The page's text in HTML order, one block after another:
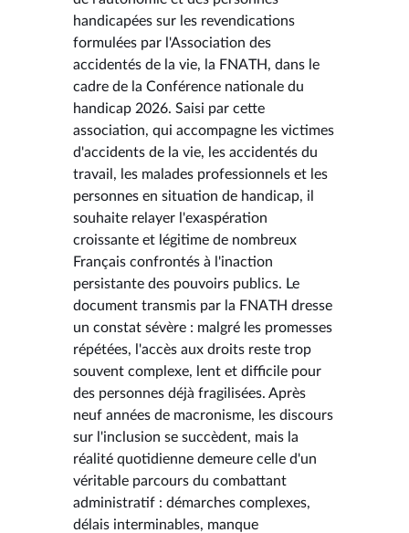
handicapées sur les revendications
formulées par l'Association des
accidentés de la vie, la FNATH, dans le
cadre de la Conférence nationale du
handicap 2026. Saisi par cette
association, qui accompagne les victimes
d'accidents de la vie, les accidentés du
travail, les malades professionnels et les
personnes en situation de handicap, il
souhaite relayer l'exaspération
croissante et légitime de nombreux
Français confrontés à l'inaction
persistante des pouvoirs publics. Le
document transmis par la FNATH dresse
un constat sévère : malgré les promesses
répétées, l'accès aux droits reste trop
souvent complexe, lent et difficile pour
des personnes déjà fragilisées. Après
neuf années de macronisme, les discours
sur l'inclusion se succèdent, mais la
réalité quotidienne demeure celle d'un
véritable parcours du combattant
administratif : démarches complexes,
délais interminables, manque